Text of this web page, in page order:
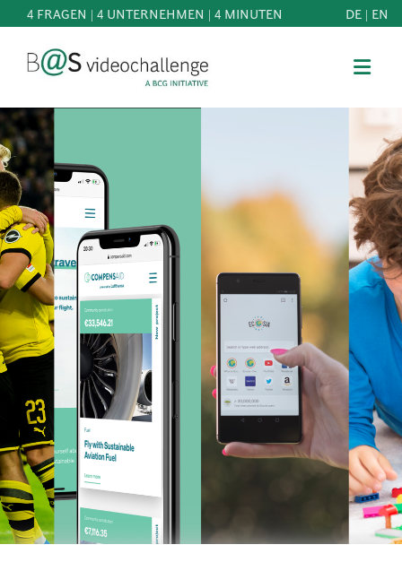
4 FRAGEN | 4 UNTERNEHMEN | 4 MINUTEN DE | EN
MITMACHEN
BEST
OF
WISSEN
&
DOWNLOADS
FAQ
SCHIRMHERRSCHAFT
PRESSE
ANMELDEN
b@Svideochallenge - A BCG INITIATIVE
Registriere dich als Teilnehmer*in
Geburtsdatum*
E-Mail-Adresse*
E-Mail-Adresse*
Jetzt registrieren